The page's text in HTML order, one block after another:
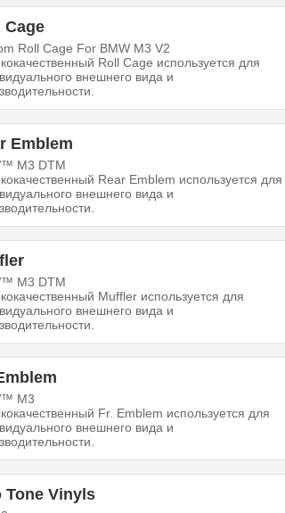
Cage
Roll Cage For BMW M3 V2
Roll Cage используется для
внешнего вида и
Emblem
M3 DTM
Rear Emblem используется для
внешнего вида и
M3 DTM
Muffler используется для
внешнего вида и
M3
Fr. Emblem используется для
внешнего вида и
Tone Vinyls